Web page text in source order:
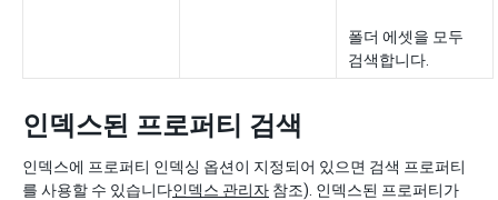
폴더 에셋을 모두
검색합니다.
인덱스된 프로퍼티 검색
인덱스에 프로퍼티 인덱싱 옵션이 지정되어 있으면 검색 프로퍼티
를 사용할 수 있습니다인덱스 관리자 참조). 인덱스된 프로퍼티가